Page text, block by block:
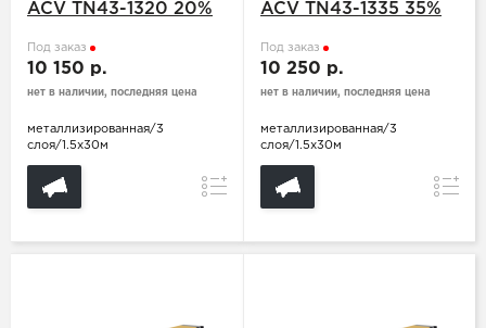
ACV TN43-1320 20%
Под заказ
10 150 р.
нет в наличии, последняя цена
металлизированная/3
слоя/1.5x30м
Сравнение
ACV TN43-1335 35%
Под заказ
10 250 р.
нет в наличии, последняя цена
металлизированная/3
слоя/1.5x30м